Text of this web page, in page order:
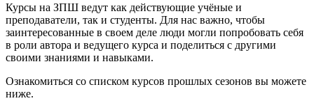
Курсы на ЗПШ ведут как действующие учёные и
преподаватели, так и студенты. Для нас важно, чтобы
заинтересованные в своем деле люди могли попробовать себя
в роли автора и ведущего курса и поделиться с другими
своими знаниями и навыками.
Ознакомиться со списком курсов прошлых сезонов вы можете
ниже.